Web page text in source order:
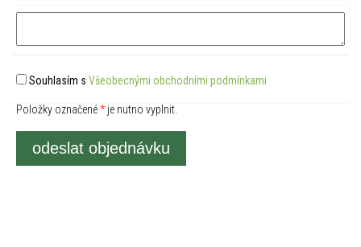
Souhlasím s Všeobecnými obchodními podmínkami
Položky označené*je nutno vyplnit.
odeslat objednávku